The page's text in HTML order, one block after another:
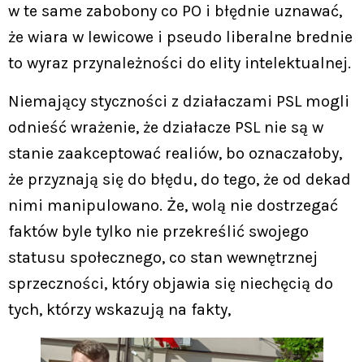
w te same zabobony co PO i błędnie uznawać,
że wiara w lewicowe i pseudo liberalne brednie
to wyraz przynależności do elity intelektualnej.
Niemający styczności z działaczami PSL mogli
odnieść wrażenie, że działacze PSL nie są w
stanie zaakceptować realiów, bo oznaczałoby,
że przyznają się do błędu, do tego, że od dekad
nimi manipulowano. Że, wolą nie dostrzegać
faktów byle tylko nie przekreślić swojego
statusu społecznego, co stan wewnętrznej
sprzeczności, który objawia się niechęcią do
tych, którzy wskazują na fakty,